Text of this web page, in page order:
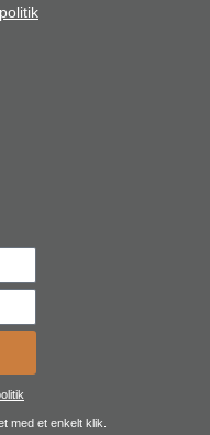
med et enkelt klik.